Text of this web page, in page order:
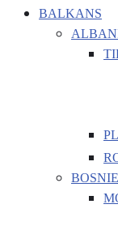
BALKANS
BOSNIE